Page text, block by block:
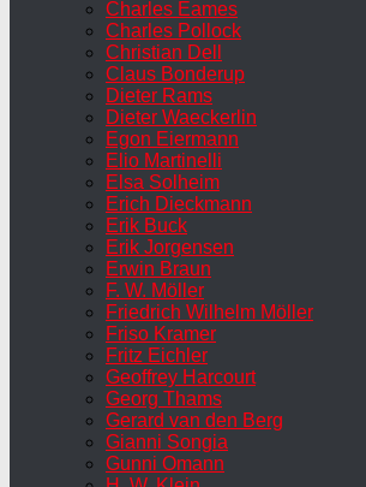
Charles Eames
Charles Pollock
Christian Dell
Claus Bonderup
Dieter Rams
Dieter Waeckerlin
Egon Eiermann
Elio Martinelli
Elsa Solheim
Erich Dieckmann
Erik Buck
Erik Jorgensen
Erwin Braun
F. W. Möller
Friedrich Wilhelm Möller
Friso Kramer
Fritz Eichler
Geoffrey Harcourt
Georg Thams
Gerard van den Berg
Gianni Songia
Gunni Omann